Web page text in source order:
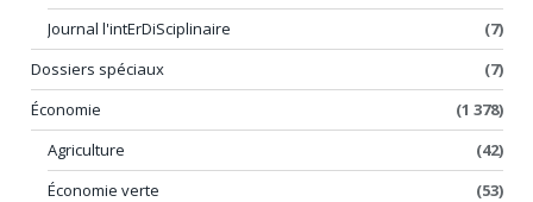
Journal l'intErDiSciplinaire
(7)
Dossiers spéciaux
(7)
Économie
(1 378)
Agriculture
(42)
Économie verte
(53)